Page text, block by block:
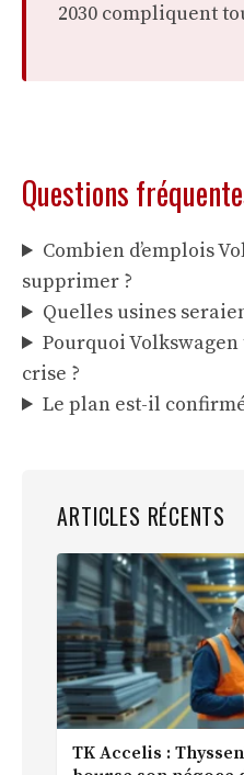
2030 compliquent
Questions
Combien d’emplois
supprimer ?
Quelles usines
Pourquoi
crise ?
Le plan est-il
ARTICLES RÉCENTS
TK Accelis :